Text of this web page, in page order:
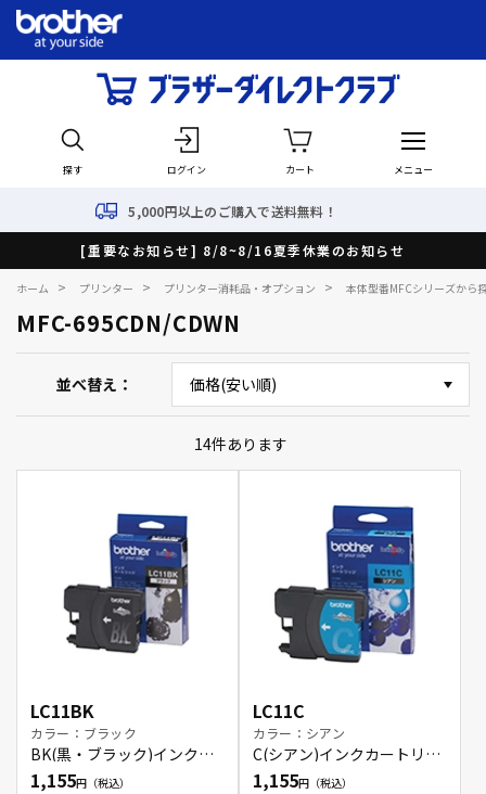
探す ログイン カート メニュー
上のご購入で送料無料！
[重要なお知らせ] 8/8~8/16夏季休業のお知らせ
ホーム > プリンター > プリンター消耗品・オプション > 本体型番MFCシリーズから
MFC-695CDN/CDWN
並べ替え
14件あります
LC11BK
カラー：ブラック
BK(黒・ブラック)インクカ
ートリッジ
1,155
LC11C
カラー：シアン
C(シアン)インクカートリッ
ジ
1,155